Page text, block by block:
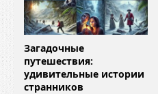
Загадочные
путешествия:
удивительные истории
странников